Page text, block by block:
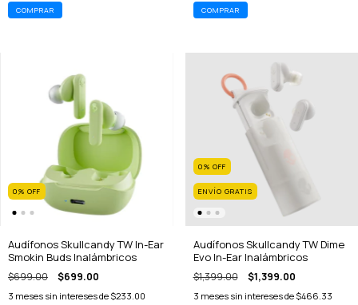
0% OFF
Audífonos Skullcandy TW In-Ear
Smokin Buds Inalámbricos
$699.00 $699.00
3 meses sin intereses de $233.00
0% OFF
ENVÍO GRATIS
Audífonos Skullcandy TW Dime
Evo In-Ear Inalámbricos
$1,399.00 $1,399.00
3 meses sin intereses de $466.33